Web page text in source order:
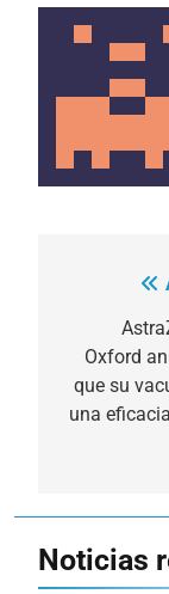
Oxford
que su
una
Noticias